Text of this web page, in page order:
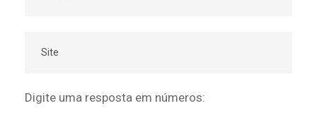
Digite uma resposta em números: